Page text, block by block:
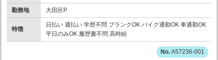
勤務地 大田区P
特徴
日払い 週払い 学歴不問 ブランクOK バイク通勤OK 車通勤OK
平日のみOK 履歴書不問 高時給
A57236-001